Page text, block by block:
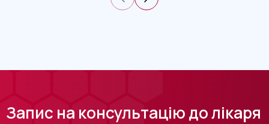
Запис на консультацію до лікаря